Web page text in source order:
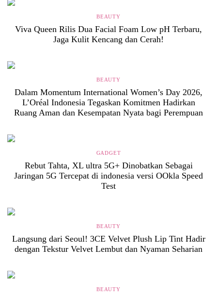
BEAUTY
Viva Queen Rilis Dua Facial Foam Low pH Terbaru,
Jaga Kulit Kencang dan Cerah!
BEAUTY
Dalam Momentum International Women’s Day 2026,
L’Oréal Indonesia Tegaskan Komitmen Hadirkan
Ruang Aman dan Kesempatan Nyata bagi Perempuan
GADGET
Rebut Tahta, XL ultra 5G+ Dinobatkan Sebagai
Jaringan 5G Tercepat di indonesia versi OOkla Speed
Test
BEAUTY
Langsung dari Seoul! 3CE Velvet Plush Lip Tint Hadir
dengan Tekstur Velvet Lembut dan Nyaman Seharian
BEAUTY